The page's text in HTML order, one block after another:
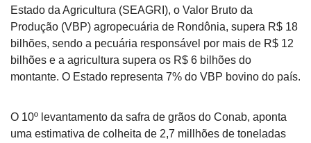
Estado da Agricultura (SEAGRI), o Valor Bruto da
Produção (VBP) agropecuária de Rondônia, supera R$ 18
bilhões, sendo a pecuária responsável por mais de R$ 12
bilhões e a agricultura supera os R$ 6 bilhões do
montante. O Estado representa 7% do VBP bovino do país.
O 10º levantamento da safra de grãos do Conab, aponta
uma estimativa de colheita de 2,7 millhões de toneladas